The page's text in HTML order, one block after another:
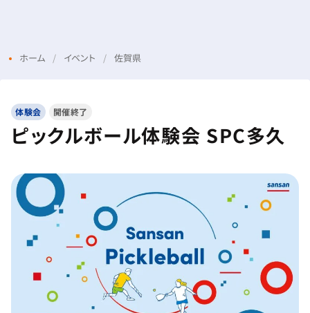
ホーム イベント 佐賀県
体験会 開催終了
ピックルボール体験会 SPC多久